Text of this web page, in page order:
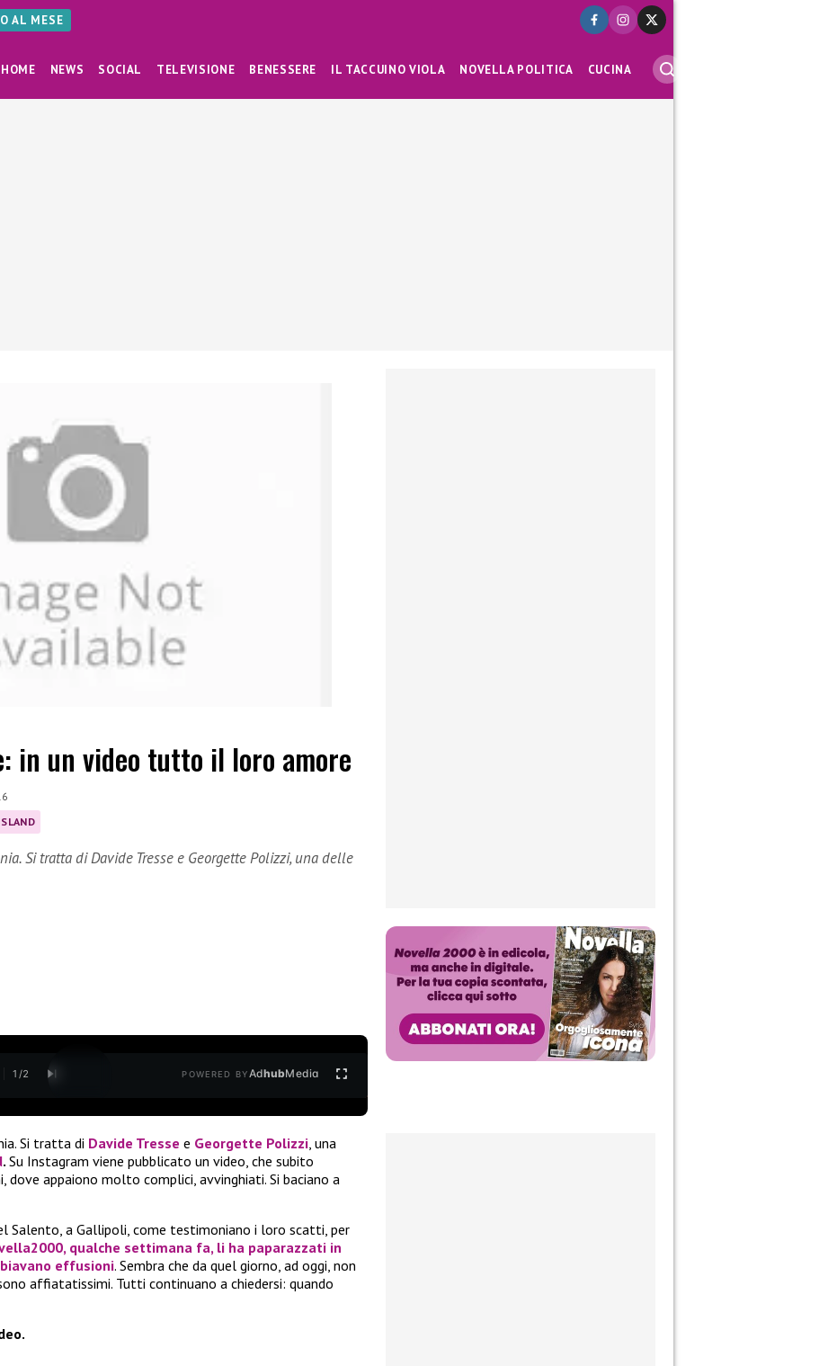
AL MESE
HOME NEWS SOCIAL TELEVISIONE BENESSERE IL TACCUINO VIOLA NOVELLA POLITICA CUCINA
in un video tutto il loro amore
Si tratta di Davide Tresse e Georgette Polizzi, una delle
1 /2 POWERED BYAdhubMedia
Si tratta di Davide Tresse e Georgette Polizzi , una
. Su Instagram viene pubblicato un video, che subito
dove appaiono molto complici, avvinghiati. Si baciano a
Salento, a Gallipoli, come testimoniano i loro scatti, per
qualche settimana fa, li ha paparazzati in
effusioni. Sembra che da quel giorno, ad oggi, non
affiatatissimi. Tutti continuano a chiedersi: quando